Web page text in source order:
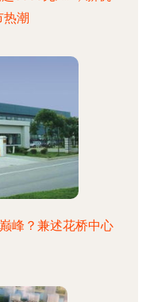
热潮
峰？兼述花桥中心